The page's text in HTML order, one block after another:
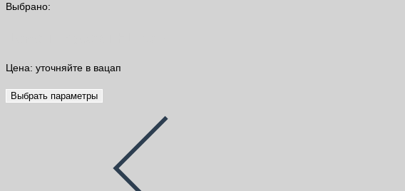
Выбрано:
Цена: уточняйте в вацап
Выбрать параметры